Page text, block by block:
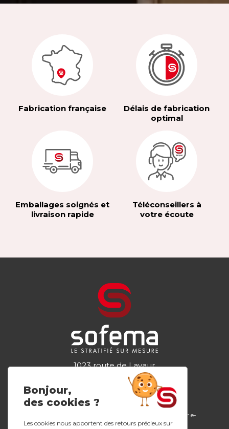
Fabrication française
Délais de fabrication
optimal
Emballages soignés et
livraison rapide
Téléconseillers à
votre écoute
1023 route de Lavaur
81300 GRAULHET
05 63 34 44 98
stratifiés
Configurateur e-
design
Bonjour,
des cookies ?
Les cookies nous apportent des retours précieux sur